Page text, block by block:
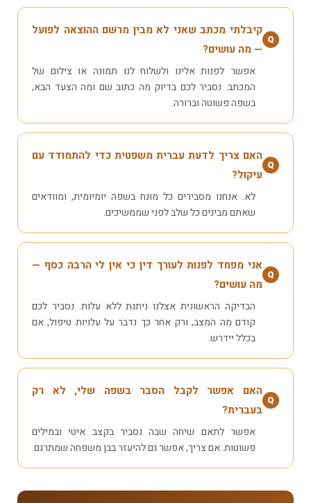
Q
קיבלתי מכתב שאני לא מבין מרשם ההוצאה לפועל
— מה עושים?
אפשר לפנות אלינו ולשלוח לנו תמונה או צילום של
המכתב. נסביר לכם בדיוק מה כתוב שם ומה הצעד הבא,
בשפה פשוטה וברורה.
Q
האם צריך לדעת עברית משפטית כדי להתמודד עם
עיקול?
לא. אנחנו מסבירים כל מונח בשפה יומיומית, ומוודאים
שאתם מבינים כל שלב לפני שממשיכים.
Q
אני מפחד לפנות לעורך דין כי אין לי הרבה כסף —
מה עושים?
הבדיקה הראשונית אצלנו ניתנת ללא עלות. נסביר לכם
קודם מה המצב, ורק אחר כך נדבר על עלויות טיפול, אם
בכלל יידרש.
Q
האם אפשר לקבל הסבר בשפה שלי, לא רק
בעברית?
אפשר לתאם שיחה שבה נסביר בקצב איטי ובמילים
פשוטות. אם צריך, אפשר גם להיעזר בבן משפחה שמתרגם.